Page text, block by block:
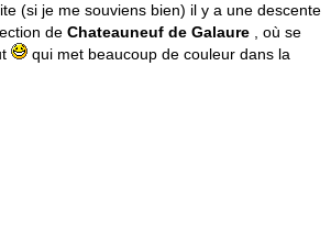
(si je me souviens bien) il y a une descente
de Chateauneuf de Galaure , où se
qui met beaucoup de couleur dans la